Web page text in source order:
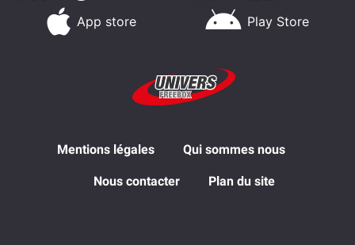
App store Play Store
Mentions légales Qui sommes nous
Nous contacter Plan du site